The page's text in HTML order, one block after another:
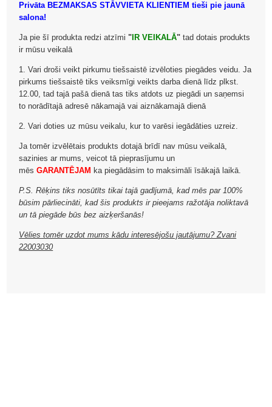
Privāta BEZMAKSAS STĀVVIETA KLIENTIEM tieši pie jaunā
salona!
Ja pie šī produkta redzi atzīmi " IR VEIKALĀ" tad dotais produkts
ir mūsu veikalā
1. Vari droši veikt pirkumu tiešsaistē izvēloties piegādes veidu. Ja
pirkums tiešsaistē tiks veiksmīgi veikts darba dienā līdz plkst.
12.00, tad tajā pašā dienā tas tiks atdots uz piegādi un saņemsi
to norādītajā adresē nākamajā vai aiznākamajā dienā
2. Vari doties uz mūsu veikalu, kur to varēsi iegādāties uzreiz.
Ja tomēr izvēlētais produkts dotajā brīdī nav mūsu veikalā,
sazinies ar mums, veicot tā pieprasījumu un
mēsGARANTĒJAM ka piegādāsim to maksimāli īsākajā laikā.
P.S. Rēķins tiks nosūtīts tikai tajā gadījumā, kad mēs par 100%
būsim pārliecināti, kad šis produkts ir pieejams ražotāja noliktavā
un tā piegāde būs bez aizķeršanās!
Vēlies tomēr uzdot mums kādu interesējošu jautājumu? Zvani
22003030